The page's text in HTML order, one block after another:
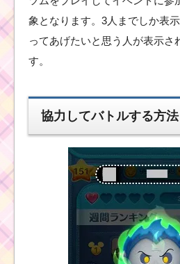
象となります。3人までしか表
ってあげたいと思う人が表示さ
す。
協力してバトルする方